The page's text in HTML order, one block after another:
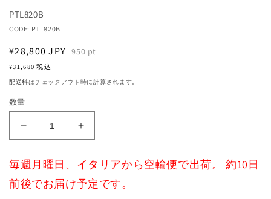
ア
(1)
開
Translation
missing:
ja.products.product.sku:
PTL820B
CODE: PTL820B
通
常
価
格
¥28,800 JPY
¥31,680 税込
950 pt
配送料はチェックアウト時に計算されます。
数量
OutSide
License
Plate
Support
Kit
OutSide
License
Support
Kit
毎週月曜日、イタリアから空輸便で出荷。 約10日
前後でお届け予定です。